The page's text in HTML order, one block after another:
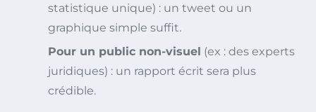
statistique unique) : un tweet ou un
graphique simple suffit.
Pour un public non-visuel (ex : des experts
juridiques) : un rapport écrit sera plus
crédible.